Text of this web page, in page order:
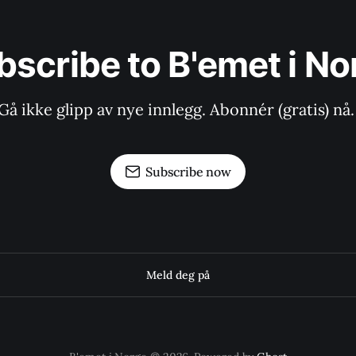
to B'emet i
ikke glipp av nye innlegg. Abonnér (gratis)
Subscribe now
Meld deg på